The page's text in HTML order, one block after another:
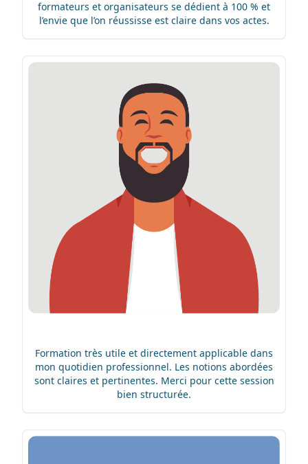
formateurs et organisateurs se dédient à 100 % et
l’envie que l’on réussisse est claire dans vos actes.
Formation très utile et directement applicable dans
mon quotidien professionnel. Les notions abordées
sont claires et pertinentes. Merci pour cette session
bien structurée.